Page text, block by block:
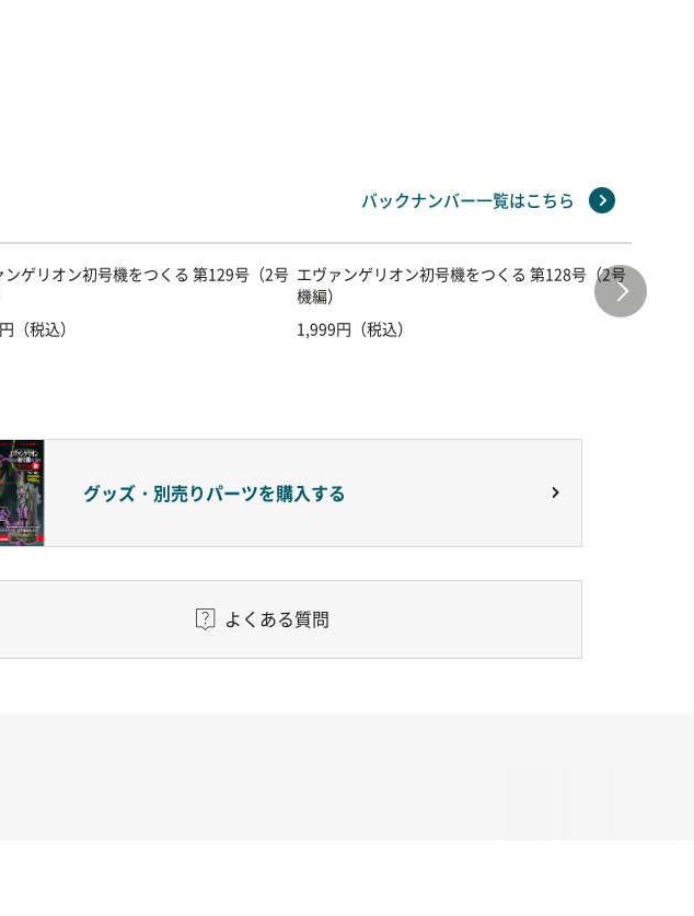
ンゲリオン初号機をつくる 第129号（2号
（税込）
エヴァンゲリオン初号機をつくる 第128号（2号
機編）
1,999円（税込）
エヴァ
機編）
バックナンバー一覧はこちら
グッズ・別売りパーツを購入する
よくある質問
イッチRC-02/C002 /A062